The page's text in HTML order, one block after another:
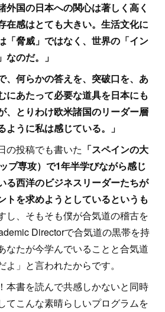
外国の日本への関心は著しく高く
在感はとても大きい。生活文化に
「脅威」ではなく、世界の「イン
なのだ。」
、何らかの答えを、突破口を、あ
にあたって必要な道具を日本にも
、とりわけ欧米諸国のリーダー層
うに私は感じている。」
の投稿でも書いた 「スペインの大
プ専攻）で1年半学びながら感じ
る西洋のビジネスリーダーたちが
トを求めようとしているというも
し、そもそも僕が合気道の稽古を
Directorで合気道の黒帯を持
なたが今学んでいることと合気道
」と言われたからです。
本書を読んで共感しかないと同時
てこんな素晴らしいプログラムを